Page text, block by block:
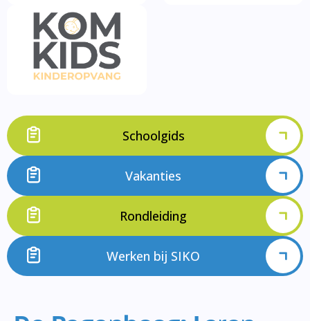
Schoolgids
Vakanties
Rondleiding
Werken bij SIKO